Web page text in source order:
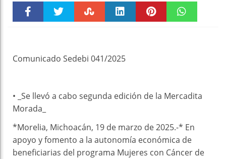
Comunicado Sedebi 041/2025
• _Se llevó a cabo segunda edición de la Mercadita
Morada_
*Morelia, Michoacán, 19 de marzo de 2025.-* En
apoyo y fomento a la autonomía económica de
beneficiarias del programa Mujeres con Cáncer de